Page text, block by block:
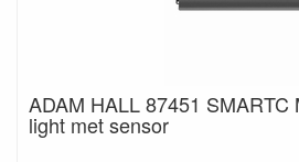
ADAM HALL 87451 SMARTC
light met sensor